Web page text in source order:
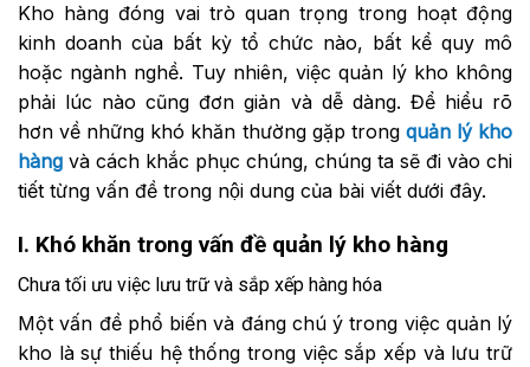
Kho hàng đóng vai trò quan trọng trong hoạt động
kinh doanh của bất kỳ tổ chức nào, bất kể quy mô
hoặc ngành nghề. Tuy nhiên, việc quản lý kho không
phải lúc nào cũng đơn giản và dễ dàng. Để hiểu rõ
hơn về những khó khăn thường gặp trong quản lý kho
hàng và cách khắc phục chúng, chúng ta sẽ đi vào chi
tiết từng vấn đề trong nội dung của bài viết dưới đây.
I. Khó khăn trong vấn đề quản lý kho hàng
Chưa tối ưu việc lưu trữ và sắp xếp hàng hóa
Một vấn đề phổ biến và đáng chú ý trong việc quản lý
kho là sự thiếu hệ thống trong việc sắp xếp và lưu trữ